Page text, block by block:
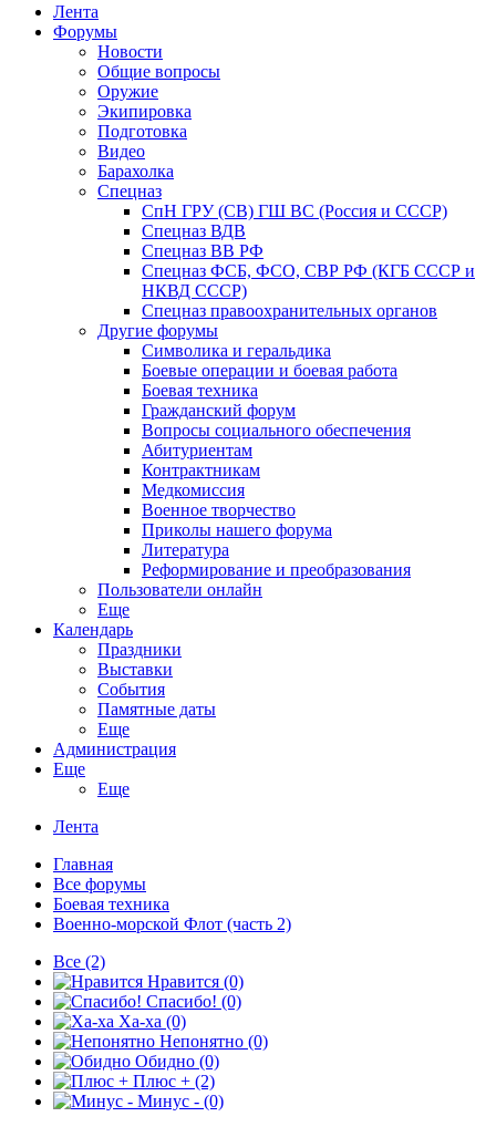
Лента
Форумы
Новости
Общие вопросы
Оружие
Экипировка
Подготовка
Видео
Барахолка
Спецназ
СпН ГРУ (СВ) ГШ ВС (Россия и СССР)
Спецназ ВДВ
Спецназ ВВ РФ
Спецназ ФСБ, ФСО, СВР РФ (КГБ СССР и
НКВД СССР)
Спецназ правоохранительных органов
Другие форумы
Символика и геральдика
Боевые операции и боевая работа
Боевая техника
Гражданский форум
Вопросы социального обеспечения
Абитуриентам
Контрактникам
Медкомиссия
Военное творчество
Приколы нашего форума
Литература
Реформирование и преобразования
Пользователи онлайн
Еще
Календарь
Праздники
Выставки
События
Памятные даты
Еще
Администрация
Еще
Еще
Лента
Главная
Все форумы
Боевая техника
Военно-морской Флот (часть 2)
Все (2)
Нравится (0)
Спасибо! (0)
Ха-ха (0)
Непонятно (0)
Обидно (0)
Плюс + (2)
Минус - (0)